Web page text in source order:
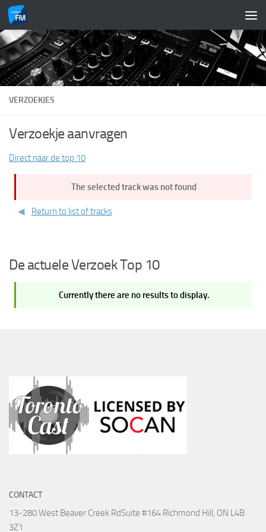
Doorgaan naar inhoud
VERZOEKJES
Verzoekje aanvragen
Direct naar de top 10
The selected track was not found
Return to list of tracks
De actuele Verzoek Top 10
Currently there are no results to display.
CONTACT
13-280 West Beaver Creek RdSuite #164 Richmond Hill, ON L4B
3Z1